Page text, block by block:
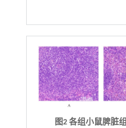
图2 各组小鼠脾脏